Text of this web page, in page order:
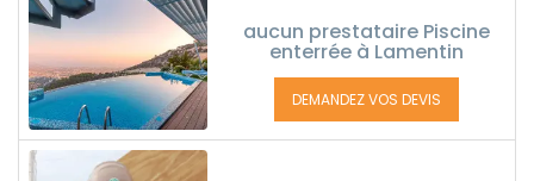
aucun prestataire Piscine
enterrée à Lamentin
DEMANDEZ VOS DEVIS